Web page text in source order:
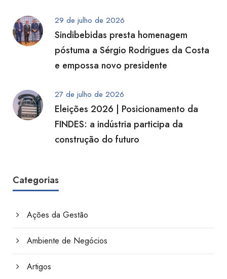
29 de julho de 2026
Sindibebidas presta homenagem
póstuma a Sérgio Rodrigues da Costa
e empossa novo presidente
27 de julho de 2026
Eleições 2026 | Posicionamento da
FINDES: a indústria participa da
construção do futuro
Categorias
Ações da Gestão
Ambiente de Negócios
Artigos